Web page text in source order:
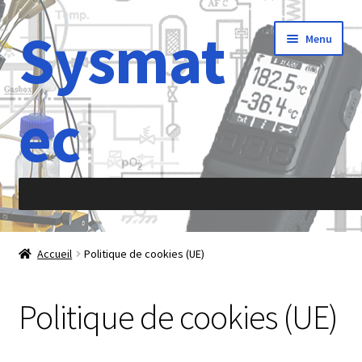
Aller
à
la
navigation
Aller
au
contenu
Sysmat
ec
Menu
Accueil
Abréviations
Accueil Politique de cookies (UE)
Politique de cookies (UE)